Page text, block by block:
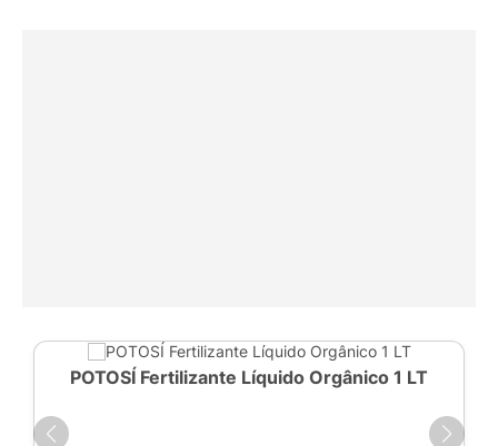
POTOSÍ Fertilizante Líquido Orgânico 1 LT